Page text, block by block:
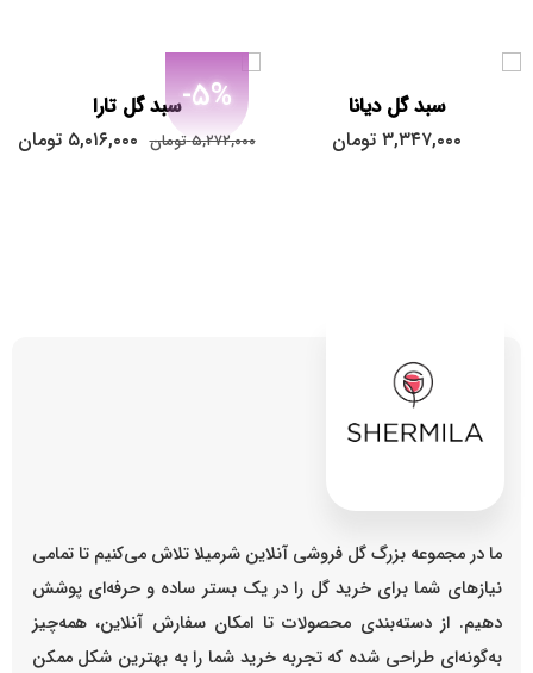
سبد گل دیانا
۳,۳۴۷,۰۰۰ تومان
-5%سبد گل تارا
۵,۲۷۲,۰۰۰ تومان ۵,۰۱۶,۰۰۰ تومان
ما در مجموعه بزرگ گل فروشی آنلاین شرمیلا تلاش می‌کنیم تا تمامی
نیازهای شما برای خرید گل را در یک بستر ساده و حرفه‌ای پوشش
دهیم. از دسته‌بندی محصولات تا امکان سفارش آنلاین، همه‌چیز
به‌گونه‌ای طراحی شده که تجربه خرید شما را به بهترین شکل ممکن